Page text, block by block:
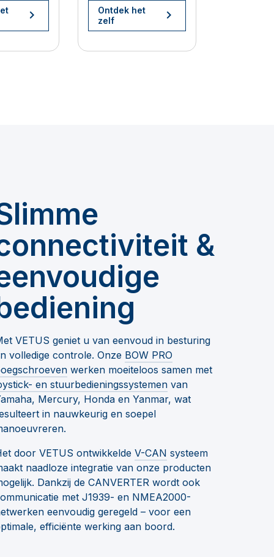
Ontdek het
zelf
&
VETUS geniet u van eenvoud in besturing
volledige controle. Onze BOW PRO
werken moeiteloos samen met
en stuurbedieningssystemen van
Mercury, Honda en Yanmar, wat
in nauwkeurig en soepel
door VETUS ontwikkelde V-CAN systeem
naadloze integratie van onze producten
Dankzij de CANVERTER wordt ook
met J1939- en NMEA2000-
eenvoudig geregeld – voor een
efficiënte werking aan boord.